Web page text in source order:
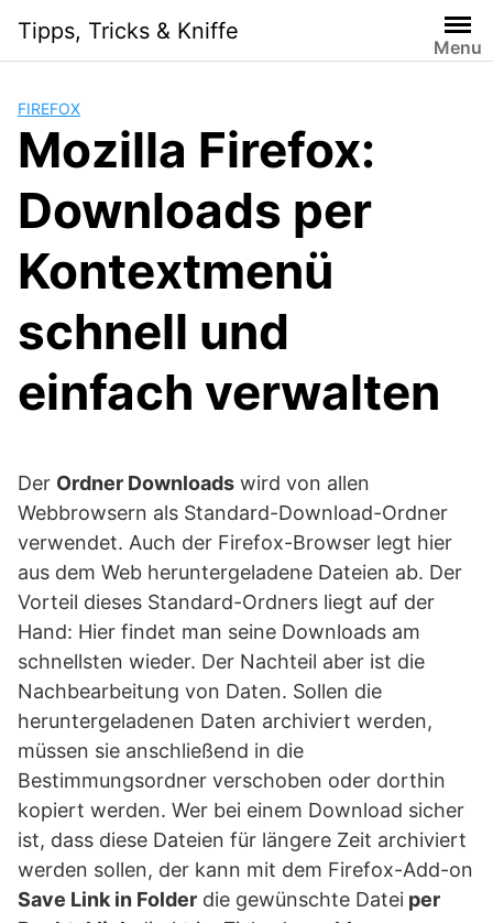
content
Tipps, Tricks & Kniffe
Menu
FIREFOX
Mozilla Firefox:
Downloads per
Kontextmenü
schnell und
einfach verwalten
Der Ordner Downloads wird von allen
Webbrowsern als Standard-Download-Ordner
verwendet. Auch der Firefox-Browser legt hier
aus dem Web heruntergeladene Dateien ab. Der
Vorteil dieses Standard-Ordners liegt auf der
Hand: Hier findet man seine Downloads am
schnellsten wieder. Der Nachteil aber ist die
Nachbearbeitung von Daten. Sollen die
heruntergeladenen Daten archiviert werden,
müssen sie anschließend in die
Bestimmungsordner verschoben oder dorthin
kopiert werden. Wer bei einem Download sicher
ist, dass diese Dateien für längere Zeit archiviert
werden sollen, der kann mit dem Firefox-Add-on
Save Link in Folder die gewünschte Datei per